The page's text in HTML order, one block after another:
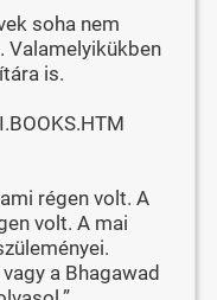
soha nem
is.
régen volt. A
volt. A mai
a Bhagawad